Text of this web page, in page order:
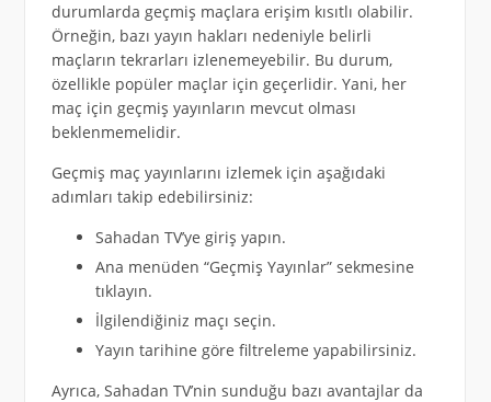
durumlarda geçmiş maçlara erişim kısıtlı olabilir.
Örneğin, bazı yayın hakları nedeniyle belirli
maçların tekrarları izlenemeyebilir. Bu durum,
özellikle popüler maçlar için geçerlidir. Yani, her
maç için geçmiş yayınların mevcut olması
beklenmemelidir.
Geçmiş maç yayınlarını izlemek için aşağıdaki
adımları takip edebilirsiniz:
Sahadan TV’ye giriş yapın.
Ana menüden “Geçmiş Yayınlar” sekmesine
tıklayın.
İlgilendiğiniz maçı seçin.
Yayın tarihine göre filtreleme yapabilirsiniz.
Ayrıca, Sahadan TV’nin sunduğu bazı avantajlar da